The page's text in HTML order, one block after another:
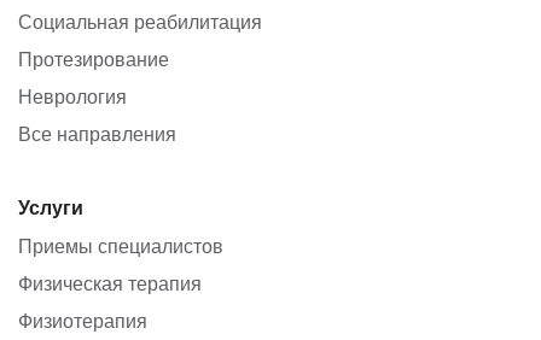
Социальная реабилитация
Протезирование
Неврология
Все направления
Услуги
Приемы специалистов
Физическая терапия
Физиотерапия